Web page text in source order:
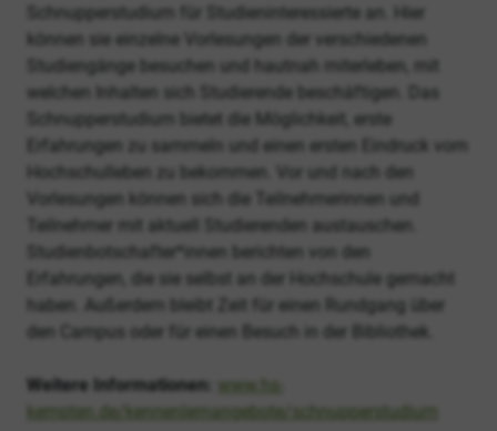
Schnupperstudium für Studieninteressierte an. Hier
können sie einzelne Vorlesungen der verschiedenen
Studiengänge besuchen und hautnah miterleben, mit
welchen Inhalten sich Studierende beschäftigen. Das
Schnupperstudium bietet die Möglichkeit, erste
Erfahrungen zu sammeln und einen ersten Eindruck vom
Hochschulleben zu bekommen. Vor und nach den
Vorlesungen können sich die Teilnehmerinnen und
Teilnehmer mit aktuell Studierenden austauschen.
Studienbotschafter*innen berichten von den
Erfahrungen, die sie selbst an der Hochschule gemacht
haben. Außerdem bleibt Zeit für einen Rundgang über
den Campus oder für einen Besuch in der Bibliothek.
Weitere Informationen: www.hs-
kempten.de/kennenlernangebote/schnupperstudium